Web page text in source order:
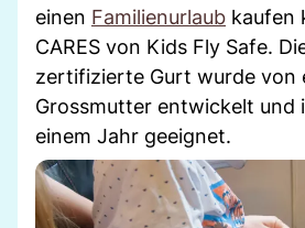
einen Familienurlaub kaufen
CARES von Kids Fly Safe.
zertifizierte Gurt wurde von
Grossmutter entwickelt und
einem Jahr geeignet.